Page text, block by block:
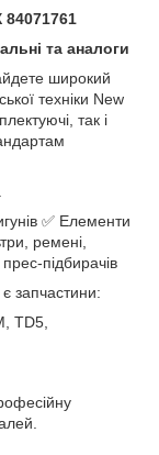
84071761
та аналоги
широкий
техніки New
так і
✅ Елементи
ремені,
прес-підбирачів
запчастини:
TD5,